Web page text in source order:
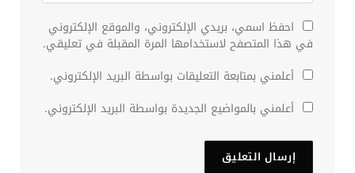
احفظ اسمي، بريدي الإلكتروني، والموقع الإلكتروني
في هذا المتصفح لاستخدامها المرة المقبلة في تعليقي.
أعلمني بمتابعة التعليقات بواسطة البريد الإلكتروني.
أعلمني بالمواضيع الجديدة بواسطة البريد الإلكتروني.